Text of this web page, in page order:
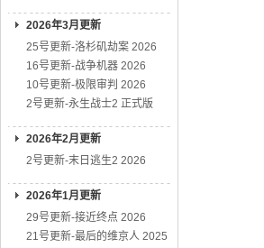
2026年3月更新
25号更新-洛杉矶劫案 2026
16号更新-战争机器 2026
10号更新-极限审判 2026
2号更新-永生战士2 正式版
2026年2月更新
2号更新-末日逃生2 2026
2026年1月更新
29号更新-接近终点 2026
21号更新-最后的维京人 2025